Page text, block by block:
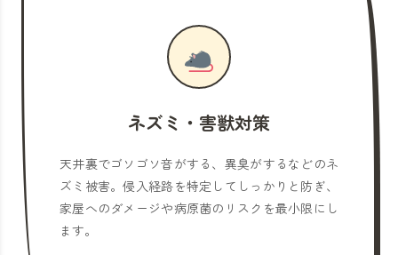
ネズミ・害獣対策
天井裏でゴソゴソ音がする、異臭がするなどのネ
ズミ被害。侵入経路を特定してしっかりと防ぎ、
家屋へのダメージや病原菌のリスクを最小限にし
ます。